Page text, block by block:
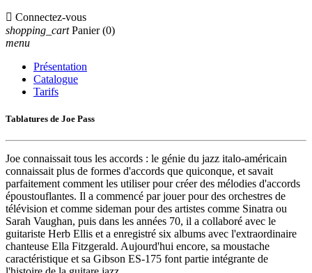
 Connectez-vous
shopping_cart Panier (0)
menu
Présentation
Catalogue
Tarifs
Tablatures de Joe Pass
Joe connaissait tous les accords : le génie du jazz italo-américain
connaissait plus de formes d'accords que quiconque, et savait
parfaitement comment les utiliser pour créer des mélodies d'accords
époustouflantes. Il a commencé par jouer pour des orchestres de
télévision et comme sideman pour des artistes comme Sinatra ou
Sarah Vaughan, puis dans les années 70, il a collaboré avec le
guitariste Herb Ellis et a enregistré six albums avec l'extraordinaire
chanteuse Ella Fitzgerald. Aujourd'hui encore, sa moustache
caractéristique et sa Gibson ES-175 font partie intégrante de